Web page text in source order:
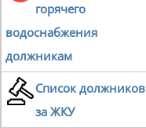
горячего
водоснабжения
должникам
Список должников
за ЖКУ